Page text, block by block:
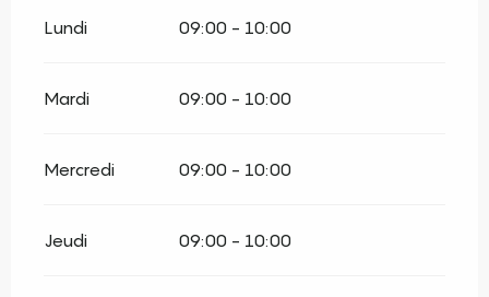
Lundi 09:00 - 10:00
Mardi 09:00 - 10:00
Mercredi 09:00 - 10:00
Jeudi 09:00 - 10:00